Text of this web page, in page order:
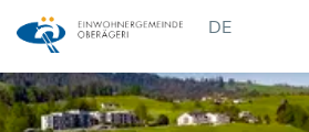
Kopfzeile DE